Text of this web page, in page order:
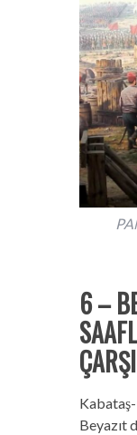
6 –
Beyazıt